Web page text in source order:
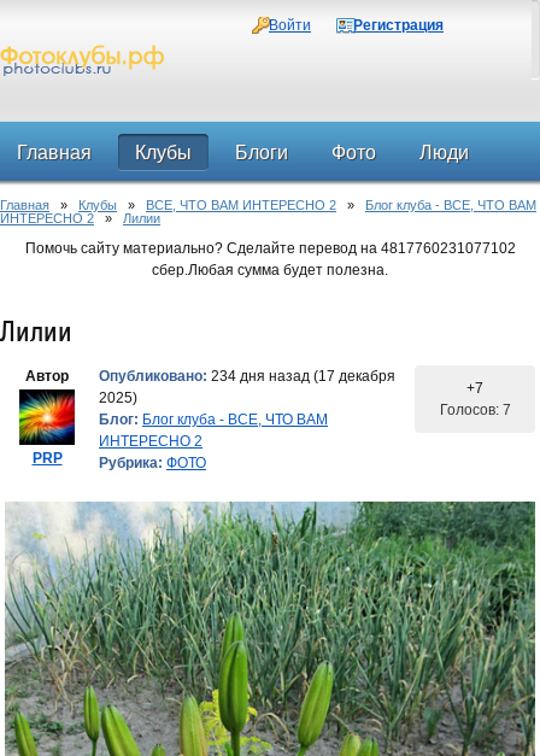
Войти Регистрация
Главная Клубы Блоги Фото Люди
Форум
Главная » Клубы » ВСЕ, ЧТО ВАМ ИНТЕРЕСНО 2 » Блог клуба - ВСЕ, ЧТО ВАМ
ИНТЕРЕСНО 2 » Лилии
Помочь сайту материально? Сделайте перевод на 4817760231077102
сбер.Любая сумма будет полезна.
Лилии
Автор
PRP
Опубликовано: 234 дня назад (17 декабря
2025)
Блог: Блог клуба - ВСЕ, ЧТО ВАМ
ИНТЕРЕСНО 2
Рубрика: ФОТО
+7
Голосов: 7